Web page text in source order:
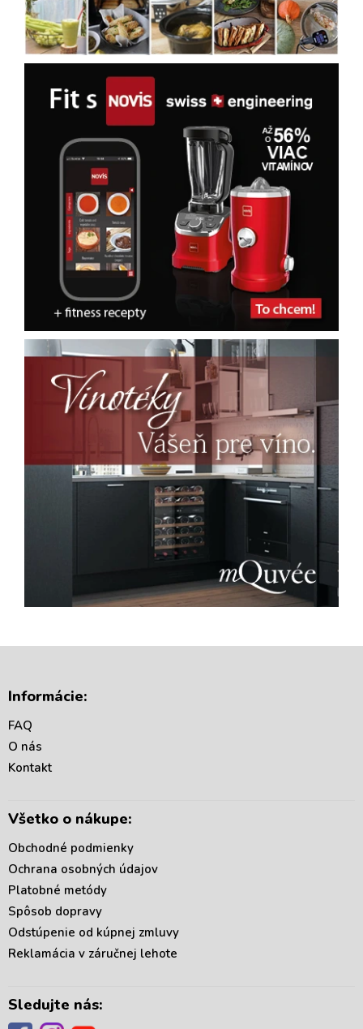
Informácie:
FAQ
O nás
Kontakt
Všetko o nákupe:
Obchodné podmienky
Ochrana osobných údajov
Platobné metódy
Spôsob dopravy
Odstúpenie od kúpnej zmluvy
Reklamácia v záručnej lehote
Sledujte nás: